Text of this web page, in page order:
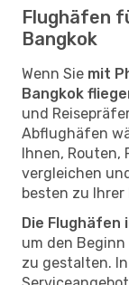
Flughäfen
Bangkok
Wenn Sie mit
Bangkok
und
Abflughäfen
Ihnen, Routen,
vergleichen
besten zu Ihrer
Die Flughäfen
um den Beginn
zu gestalten.